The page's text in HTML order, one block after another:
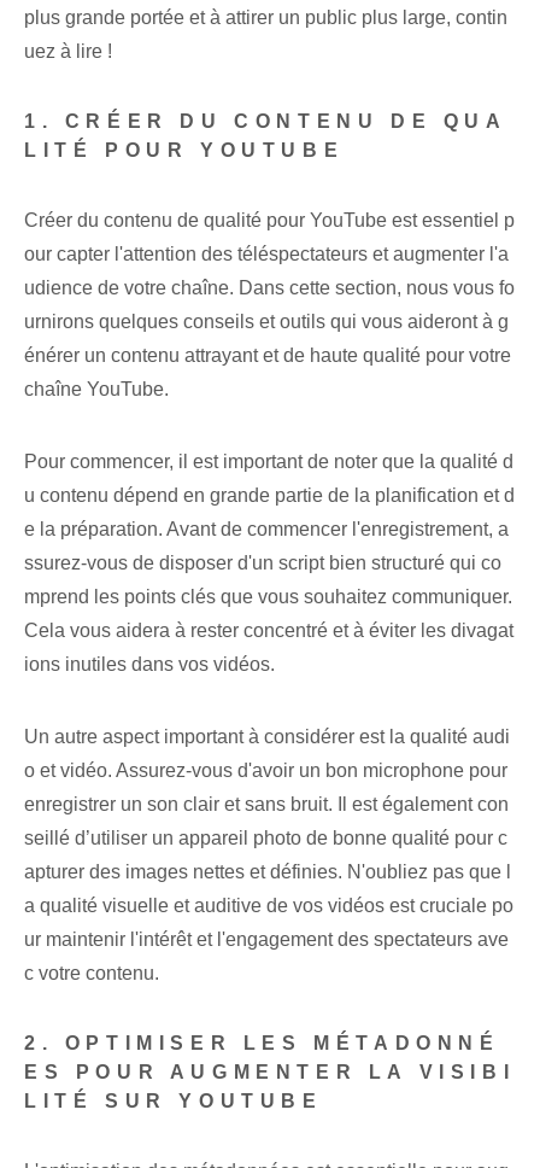
plus grande portée et à attirer un public plus large, contin
uez à lire !
1. CRÉER DU CONTENU DE QUA
LITÉ POUR YOUTUBE
Créer du contenu de qualité pour YouTube est essentiel p
our capter l'attention des téléspectateurs et augmenter l'a
udience de votre chaîne. Dans cette section, nous vous fo
urnirons quelques conseils et outils qui vous aideront à g
énérer un contenu attrayant et de haute qualité pour votre
chaîne YouTube.
Pour commencer, il est important de noter que la qualité d
u contenu dépend en grande partie de la planification et d
e la préparation. Avant de commencer l'enregistrement, a
ssurez-vous de disposer d'un script bien structuré qui co
mprend les points clés que vous souhaitez communiquer.
Cela vous aidera à rester concentré et à éviter les divagat
ions inutiles dans vos vidéos.
Un autre aspect important à considérer est la qualité audi
o et vidéo. Assurez-vous d'avoir un bon microphone pour
enregistrer un son clair et sans bruit. Il est également con
seillé d’utiliser un appareil photo de bonne qualité pour c
apturer des images nettes et définies. N'oubliez pas que l
a qualité visuelle et auditive de vos vidéos est cruciale po
ur maintenir l'intérêt et l'engagement des spectateurs ave
c votre contenu.
2. OPTIMISER LES MÉTADONNÉ
ES POUR AUGMENTER LA VISIBI
LITÉ SUR YOUTUBE